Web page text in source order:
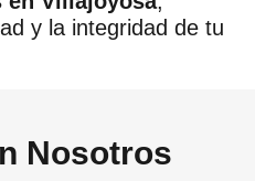
y la integridad de tu
Nosotros